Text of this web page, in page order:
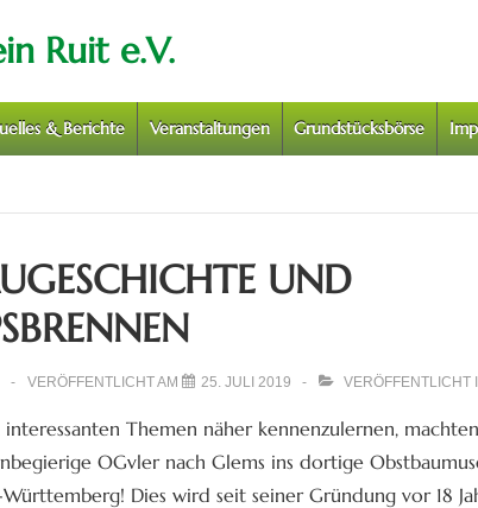
Ruit e.V.
& Berichte Veranstaltungen Grundstücksbörse
UND
VERÖFFENTLICHT AM 25. JULI 2019 VERÖFFENTLICHT
Themen näher kennenzulernen,
OGvler nach Glems ins dortige
Dies wird seit seiner Gründung vor 18